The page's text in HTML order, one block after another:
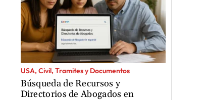
Búsqueda de Recursos y
Directorios de Abogados en
USA, Civil, Tramites y Documentos